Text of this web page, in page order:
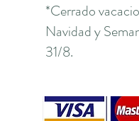
*Cerrado
Navidad y
31/8.